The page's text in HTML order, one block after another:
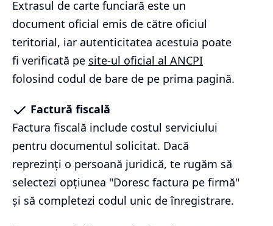
Extrasul de carte funciară este un
document oficial emis de către oficiul
teritorial, iar autenticitatea acestuia poate
fi verificată pe site-ul oficial al ANCPI
folosind codul de bare de pe prima pagină.
Factură fiscală
Factura fiscală include costul serviciului
pentru documentul solicitat. Dacă
reprezinți o persoană juridică, te rugăm să
selectezi opțiunea "Doresc factura pe firmă"
și să completezi codul unic de înregistrare.